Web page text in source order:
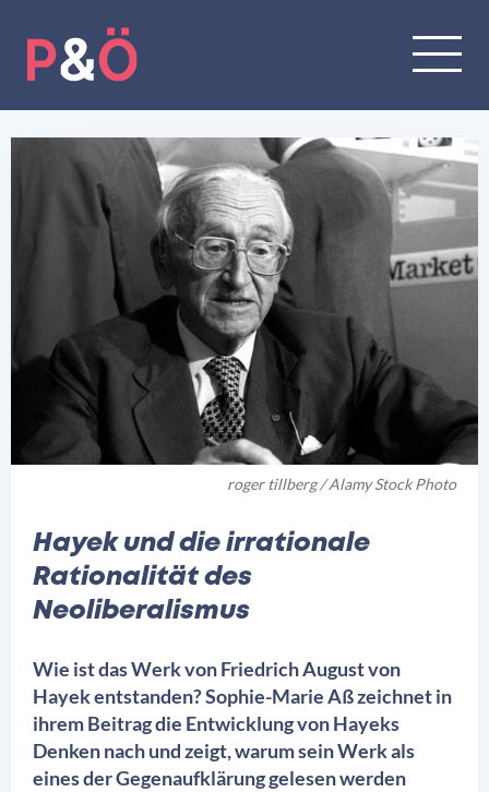
roger tillberg / Alamy Stock Photo
Hayek und die irrationale
Rationalität des
Neoliberalismus
Wie ist das Werk von Friedrich August von
Hayek entstanden? Sophie-Marie Aß zeichnet in
ihrem Beitrag die Entwicklung von Hayeks
Denken nach und zeigt, warum sein Werk als
eines der Gegenaufklärung gelesen werden